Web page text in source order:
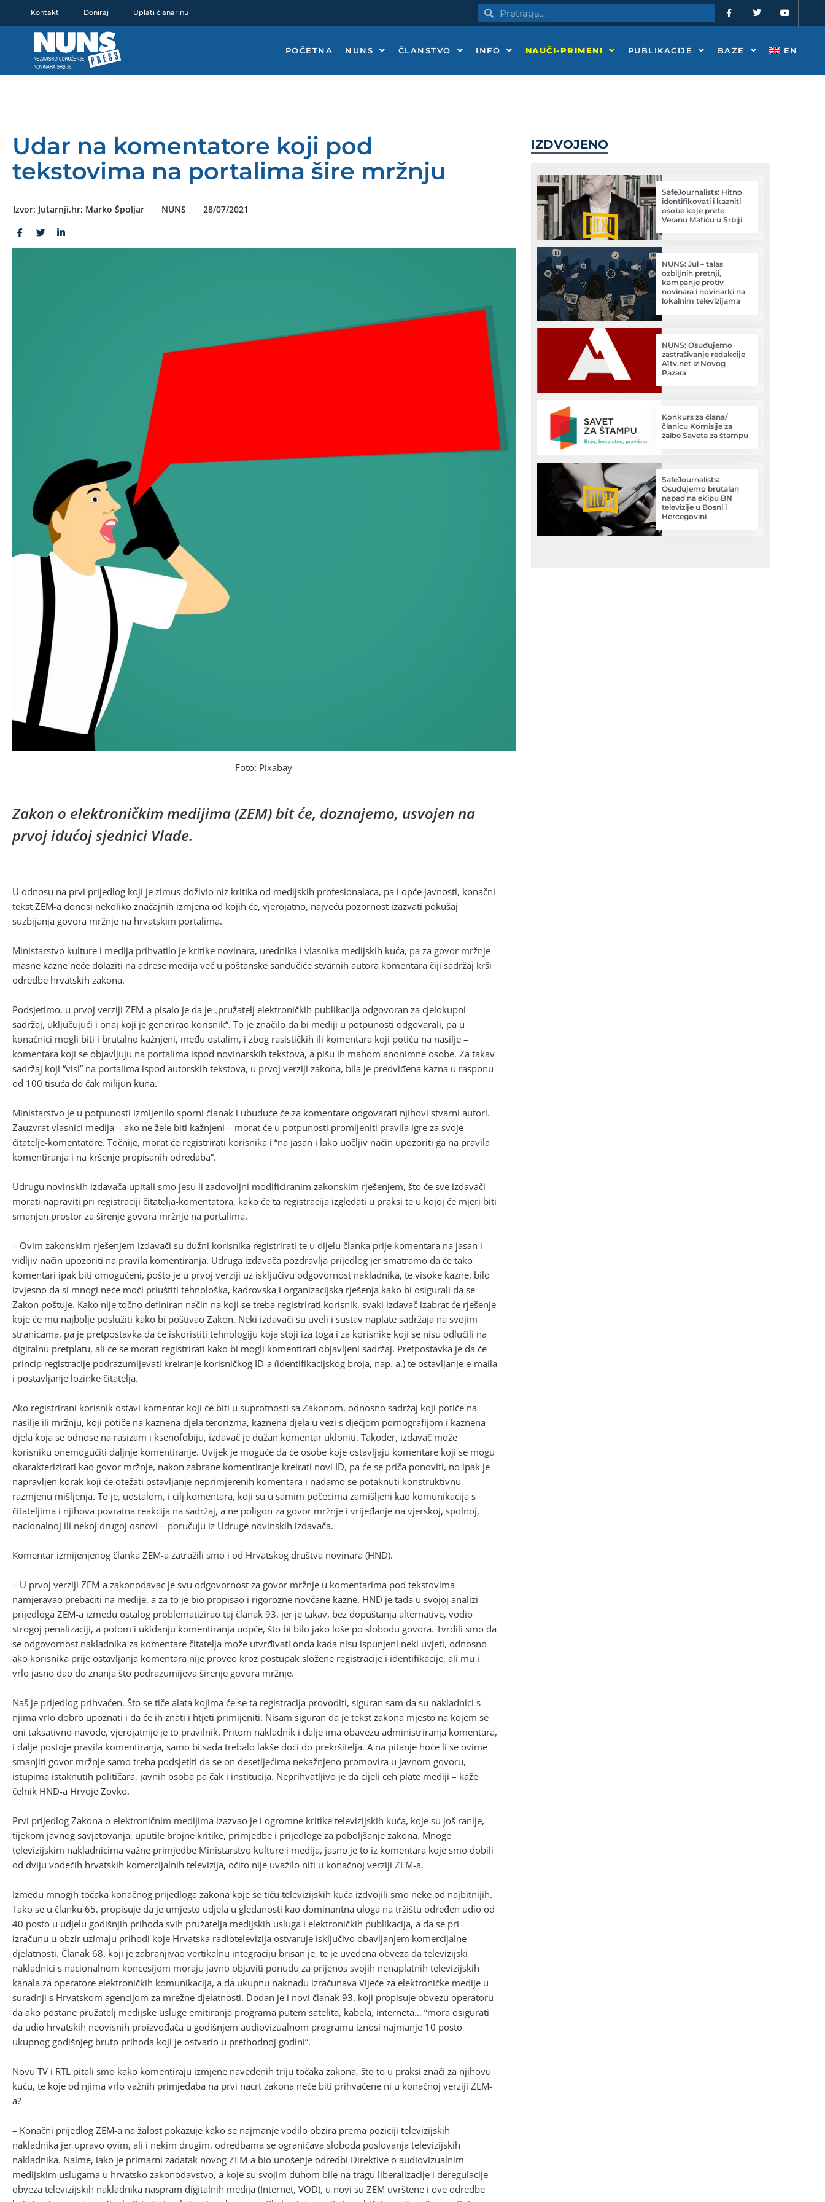
Kontakt Doniraj Uplati članarinu PretragaPretraga a
c
e
o
o
-
w
t
e
o
t
b
e
POČETNA NUNS ČLANSTVO INFO NAUČI-PRIMENI PUBLIKACIJE BAZE EN
Udar na komentatore koji pod
tekstovima na portalima šire mržnju
Izvor: Jutarnji.hr; Marko Špoljar NUNS 28/07/2021
Foto: Pixabay
Zakon o elektroničkim medijima (ZEM) bit će, doznajemo, usvojen na
prvoj idućoj sjednici Vlade.
U odnosu na prvi prijedlog koji je zimus doživio niz kritika od medijskih profesionalaca, pa i opće javnosti, konačni
tekst ZEM-a donosi nekoliko značajnih izmjena od kojih će, vjerojatno, najveću pozornost izazvati pokušaj
suzbijanja govora mržnje na hrvatskim portalima.
Ministarstvo kulture i medija prihvatilo je kritike novinara, urednika i vlasnika medijskih kuća, pa za govor mržnje
masne kazne neće dolaziti na adrese medija već u poštanske sandučiće stvarnih autora komentara čiji sadržaj krši
odredbe hrvatskih zakona.
Podsjetimo, u prvoj verziji ZEM-a pisalo je da je „pružatelj elektroničkih publikacija odgovoran za cjelokupni
sadržaj, uključujući i onaj koji je generirao korisnik“. To je značilo da bi mediji u potpunosti odgovarali, pa u
konačnici mogli biti i brutalno kažnjeni, među ostalim, i zbog rasističkih ili komentara koji potiču na nasilje –
komentara koji se objavljuju na portalima ispod novinarskih tekstova, a pišu ih mahom anonimne osobe. Za takav
sadržaj koji “visi” na portalima ispod autorskih tekstova, u prvoj verziji zakona, bila je predviđena kazna u rasponu
od 100 tisuća do čak milijun kuna.
Ministarstvo je u potpunosti izmijenilo sporni članak i ubuduće će za komentare odgovarati njihovi stvarni autori.
Zauzvrat vlasnici medija – ako ne žele biti kažnjeni – morat će u potpunosti promijeniti pravila igre za svoje
čitatelje-komentatore. Točnije, morat će registrirati korisnika i “na jasan i lako uočljiv način upozoriti ga na pravila
komentiranja i na kršenje propisanih odredaba“.
Udrugu novinskih izdavača upitali smo jesu li zadovoljni modificiranim zakonskim rješenjem, što će sve izdavači
morati napraviti pri registraciji čitatelja-komentatora, kako će ta registracija izgledati u praksi te u kojoj će mjeri biti
smanjen prostor za širenje govora mržnje na portalima.
– Ovim zakonskim rješenjem izdavači su dužni korisnika registrirati te u dijelu članka prije komentara na jasan i
vidljiv način upozoriti na pravila komentiranja. Udruga izdavača pozdravlja prijedlog jer smatramo da će tako
komentari ipak biti omogućeni, pošto je u prvoj verziji uz isključivu odgovornost nakladnika, te visoke kazne, bilo
izvjesno da si mnogi neće moći priuštiti tehnološka, kadrovska i organizacijska rješenja kako bi osigurali da se
Zakon poštuje. Kako nije točno definiran način na koji se treba registrirati korisnik, svaki izdavač izabrat će rješenje
koje će mu najbolje poslužiti kako bi poštivao Zakon. Neki izdavači su uveli i sustav naplate sadržaja na svojim
stranicama, pa je pretpostavka da će iskoristiti tehnologiju koja stoji iza toga i za korisnike koji se nisu odlučili na
digitalnu pretplatu, ali će se morati registrirati kako bi mogli komentirati objavljeni sadržaj. Pretpostavka je da će
princip registracije podrazumijevati kreiranje korisničkog ID-a (identifikacijskog broja, nap. a.) te ostavljanje e-maila
i postavljanje lozinke čitatelja.
Ako registrirani korisnik ostavi komentar koji će biti u suprotnosti sa Zakonom, odnosno sadržaj koji potiče na
nasilje ili mržnju, koji potiče na kaznena djela terorizma, kaznena djela u vezi s dječjom pornografijom i kaznena
djela koja se odnose na rasizam i ksenofobiju, izdavač je dužan komentar ukloniti. Također, izdavač može
korisniku onemogućiti daljnje komentiranje. Uvijek je moguće da će osobe koje ostavljaju komentare koji se mogu
okarakterizirati kao govor mržnje, nakon zabrane komentiranje kreirati novi ID, pa će se priča ponoviti, no ipak je
napravljen korak koji će otežati ostavljanje neprimjerenih komentara i nadamo se potaknuti konstruktivnu
razmjenu mišljenja. To je, uostalom, i cilj komentara, koji su u samim počecima zamišljeni kao komunikacija s
čitateljima i njihova povratna reakcija na sadržaj, a ne poligon za govor mržnje i vrijeđanje na vjerskoj, spolnoj,
nacionalnoj ili nekoj drugoj osnovi – poručuju iz Udruge novinskih izdavača.
Komentar izmijenjenog članka ZEM-a zatražili smo i od Hrvatskog društva novinara (HND).
– U prvoj verziji ZEM-a zakonodavac je svu odgovornost za govor mržnje u komentarima pod tekstovima
namjeravao prebaciti na medije, a za to je bio propisao i rigorozne novčane kazne. HND je tada u svojoj analizi
prijedloga ZEM-a između ostalog problematizirao taj članak 93. jer je takav, bez dopuštanja alternative, vodio
strogoj penalizaciji, a potom i ukidanju komentiranja uopće, što bi bilo jako loše po slobodu govora. Tvrdili smo da
se odgovornost nakladnika za komentare čitatelja može utvrđivati onda kada nisu ispunjeni neki uvjeti, odnosno
ako korisnika prije ostavljanja komentara nije proveo kroz postupak složene registracije i identifikacije, ali mu i
vrlo jasno dao do znanja što podrazumijeva širenje govora mržnje.
Naš je prijedlog prihvaćen. Što se tiče alata kojima će se ta registracija provoditi, siguran sam da su nakladnici s
njima vrlo dobro upoznati i da će ih znati i htjeti primijeniti. Nisam siguran da je tekst zakona mjesto na kojem se
oni taksativno navode, vjerojatnije je to pravilnik. Pritom nakladnik i dalje ima obavezu administriranja komentara,
i dalje postoje pravila komentiranja, samo bi sada trebalo lakše doći do prekršitelja. A na pitanje hoće li se ovime
smanjiti govor mržnje samo treba podsjetiti da se on desetljećima nekažnjeno promovira u javnom govoru,
istupima istaknutih političara, javnih osoba pa čak i institucija. Neprihvatljivo je da cijeli ceh plate mediji – kaže
čelnik HND-a Hrvoje Zovko.
Prvi prijedlog Zakona o elektroničnim medijima izazvao je i ogromne kritike televizijskih kuća, koje su još ranije,
tijekom javnog savjetovanja, uputile brojne kritike, primjedbe i prijedloge za poboljšanje zakona. Mnoge
televizijskim nakladnicima važne primjedbe Ministarstvo kulture i medija, jasno je to iz komentara koje smo dobili
od dviju vodećih hrvatskih komercijalnih televizija, očito nije uvažilo niti u konačnoj verziji ZEM-a.
Između mnogih točaka konačnog prijedloga zakona koje se tiču televizijskih kuća izdvojili smo neke od najbitnijih.
Tako se u članku 65. propisuje da je umjesto udjela u gledanosti kao dominantna uloga na tržištu određen udio od
40 posto u udjelu godišnjih prihoda svih pružatelja medijskih usluga i elektroničkih publikacija, a da se pri
izračunu u obzir uzimaju prihodi koje Hrvatska radiotelevizija ostvaruje isključivo obavljanjem komercijalne
djelatnosti. Članak 68. koji je zabranjivao vertikalnu integraciju brisan je, te je uvedena obveza da televizijski
nakladnici s nacionalnom koncesijom moraju javno objaviti ponudu za prijenos svojih nenaplatnih televizijskih
kanala za operatore elektroničkih komunikacija, a da ukupnu naknadu izračunava Vijeće za elektroničke medije u
suradnji s Hrvatskom agencijom za mrežne djelatnosti. Dodan je i novi članak 93. koji propisuje obvezu operatoru
da ako postane pružatelj medijske usluge emitiranja programa putem satelita, kabela, interneta… “mora osigurati
da udio hrvatskih neovisnih proizvođača u godišnjem audiovizualnom programu iznosi najmanje 10 posto
ukupnog godišnjeg bruto prihoda koji je ostvario u prethodnoj godini”.
Novu TV i RTL pitali smo kako komentiraju izmjene navedenih triju točaka zakona, što to u praksi znači za njihovu
kuću, te koje od njima vrlo važnih primjedaba na prvi nacrt zakona neće biti prihvaćene ni u konačnoj verziji ZEM-
a?
– Konačni prijedlog ZEM-a na žalost pokazuje kako se najmanje vodilo obzira prema poziciji televizijskih
nakladnika jer upravo ovim, ali i nekim drugim, odredbama se ograničava sloboda poslovanja televizijskih
nakladnika. Naime, iako je primarni zadatak novog ZEM-a bio unošenje odredbi Direktive o audiovizualnim
medijskim uslugama u hrvatsko zakonodavstvo, a koje su svojim duhom bile na tragu liberalizacije i deregulacije
obveza televizijskih nakladnika naspram digitalnih medija (Internet, VOD), u novi su ZEM uvrštene i ove odredbe
IZDVOJENO
SafeJournalists: Hitno
identifikovati i kazniti
osobe koje prete
Veranu Matiću u Srbiji
NUNS: Jul – talas
ozbiljnih pretnji,
kampanje protiv
novinara i novinarki na
lokalnim televizijama
NUNS: Osuđujemo
zastrašivanje redakcije
A1tv.net iz Novog
Pazara
Konkurs za člana/
članicu Komisije za
žalbe Saveta za štampu
SafeJournalists:
Osuđujemo brutalan
napad na ekipu BN
televizije u Bosni i
Hercegovini